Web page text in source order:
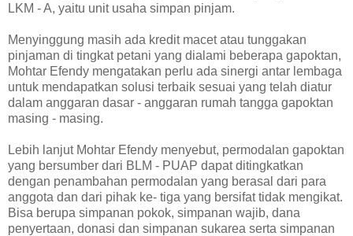
LKM - A, yaitu unit usaha simpan pinjam.
Menyinggung masih ada kredit macet atau tunggakan
pinjaman di tingkat petani yang dialami beberapa gapoktan,
Mohtar Efendy mengatakan perlu ada sinergi antar lembaga
untuk mendapatkan solusi terbaik sesuai yang telah diatur
dalam anggaran dasar - anggaran rumah tangga gapoktan
masing - masing.
Lebih lanjut Mohtar Efendy menyebut, permodalan gapoktan
yang bersumber dari BLM - PUAP dapat ditingkatkan
dengan penambahan permodalan yang berasal dari para
anggota dan dari pihak ke- tiga yang bersifat tidak mengikat.
Bisa berupa simpanan pokok, simpanan wajib, dana
penyertaan, donasi dan simpanan sukarea serta simpanan